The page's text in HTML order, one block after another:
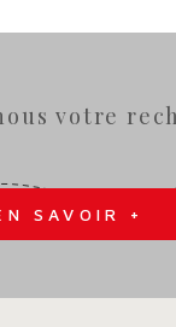
votre
SAVOIR +